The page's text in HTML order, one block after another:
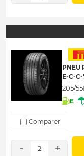
PNEU
E-C-
205/
E
Comparer
- 2 +